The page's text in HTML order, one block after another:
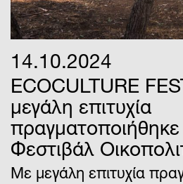
14.10.2024
ΕCOCULTURE
μεγάλη επιτυχία
Φεστιβάλ
Με μεγάλη επιτυχία